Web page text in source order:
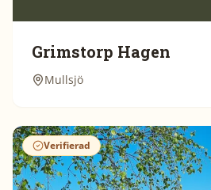
Grimstorp Hagen
Mullsjö
Verifierad